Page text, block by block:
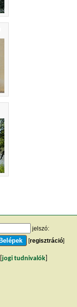
jelszó:
[regisztráció]
jogi tudnivalók